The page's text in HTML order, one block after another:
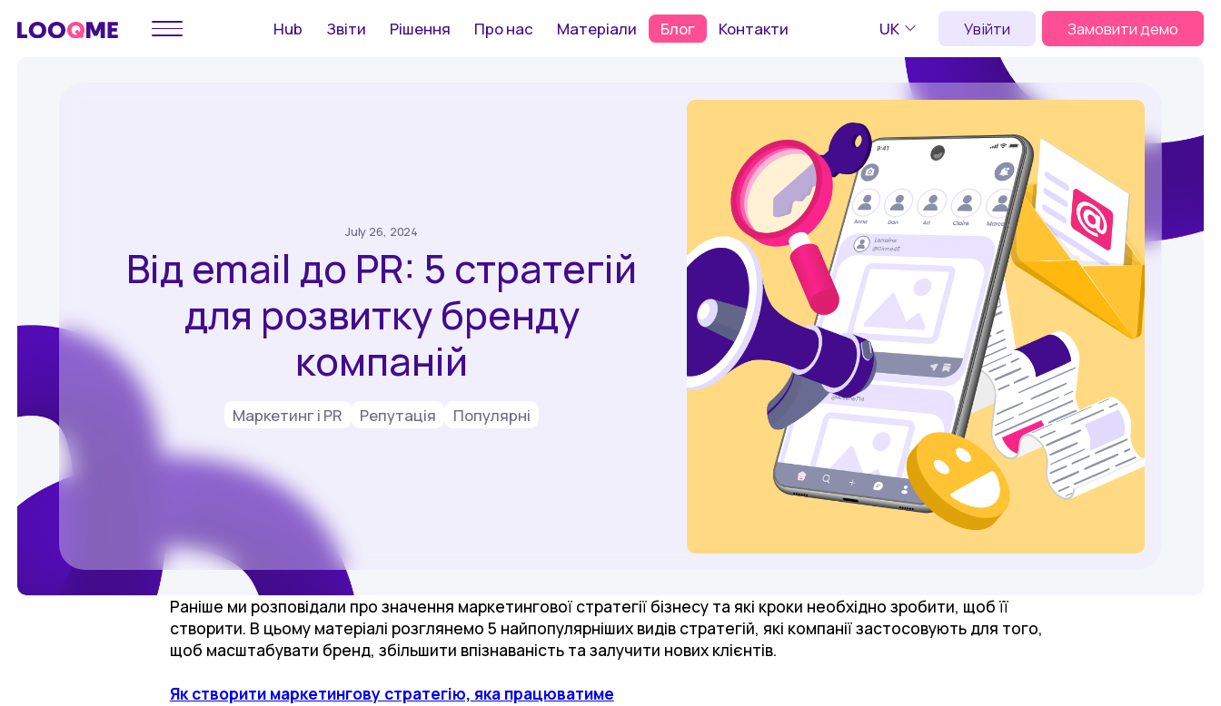
Hub Звіти Рішення Про нас Матеріали Блог Контакти UK Увійти Замовити демо
July 26, 2024
Від email до PR: 5 стратегій
для розвитку бренду
компаній
Маркетинг і PR Репутація Популярні
Раніше ми розповідали про значення маркетингової стратегії бізнесу та які кроки необхідно зробити, щоб її
створити. В цьому матеріалі розглянемо 5 найпопулярніших видів стратегій, які компанії застосовують для того,
щоб масштабувати бренд, збільшити впізнаваність та залучити нових клієнтів.
Як створити маркетингову стратегію, яка працюватиме